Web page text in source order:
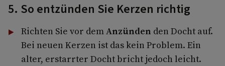
5. So entzünden Sie Kerzen richtig
Richten Sie vor demAnzünden den Docht auf.
Bei neuen Kerzen ist das kein Problem. Ein
alter, erstarrter Docht bricht jedoch leicht.